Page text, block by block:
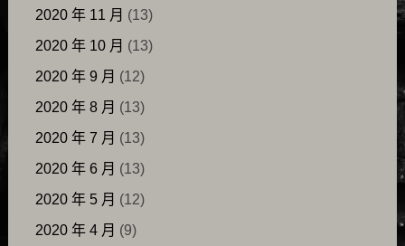
2020 年 11 月 (13)
2020 年 10 月 (13)
2020 年 9 月 (12)
2020 年 8 月 (13)
2020 年 7 月 (13)
2020 年 6 月 (13)
2020 年 5 月 (12)
2020 年 4 月 (9)